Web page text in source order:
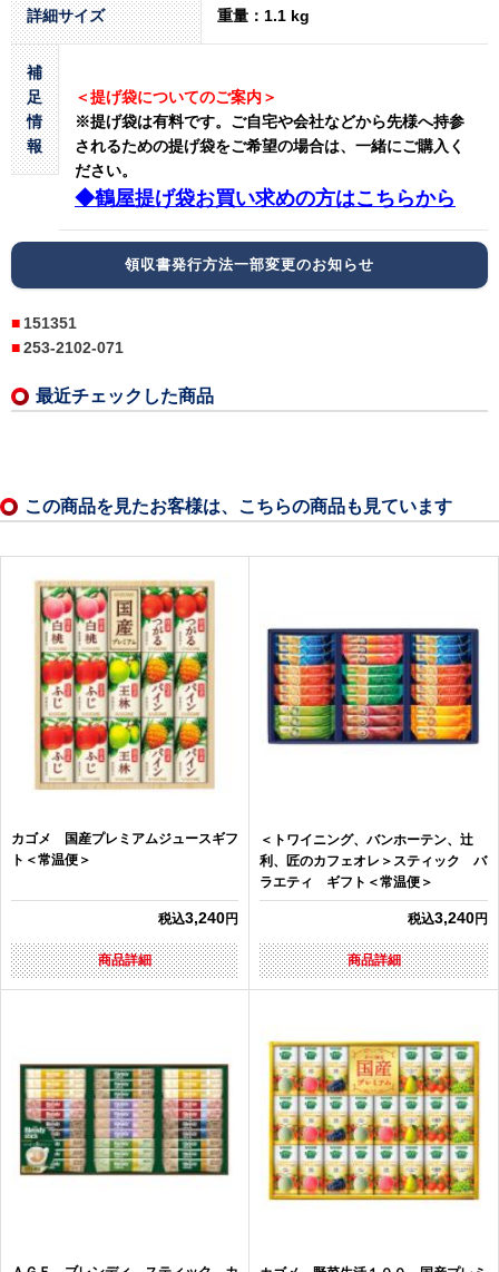
詳細サイズ 重量：1.1 kg
補
足
情
報
＜提げ袋についてのご案内＞
※提げ袋は有料です。 ご自宅や会社などから先様へ持参
されるための提げ袋をご希望の場合は、一緒にご購入く
ださい。
◆鶴屋提げ袋お買い求めの方はこちらから
領収書発行方法一部変更のお知らせ
151351
253-2102-071
最近チェックした商品
この商品を見たお客様は、こちらの商品も見ています
カゴメ 国産プレミアムジュースギフ
ト＜常温便＞
税込3,240円
商品詳細
＜トワイニング、バンホーテン、辻
利、匠のカフェオレ＞スティック バ
ラエティ ギフト＜常温便＞
税込3,240円
商品詳細